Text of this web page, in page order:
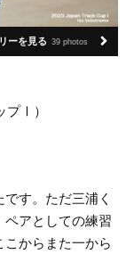
ーを見る 39 photos
プⅠ）
す。ただ三浦く
ペアとしての練習
からまた一から